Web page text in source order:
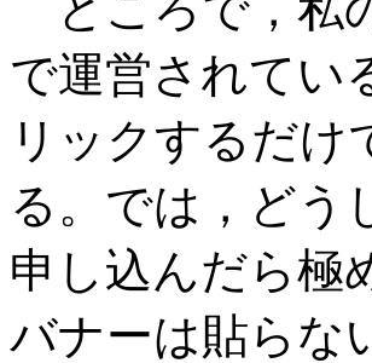
で運営されてい
リックするだけ
る。では，どう
申し込んだら極
バナーは貼らな